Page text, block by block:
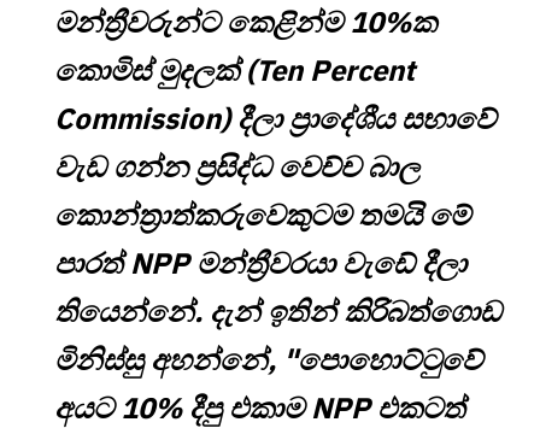
මන්ත්‍රීවරුන්ට කෙළින්ම 10%ක
කොමිස් මුදලක් (Ten Percent
Commission) දීලා ප්‍රාදේශීය සභාවේ
වැඩ ගන්න ප්‍රසිද්ධ වෙච්ච බාල
කොන්ත්‍රාත්කරුවෙකුටම තමයි මේ
පාරත් NPP මන්ත්‍රීවරයා වැඩේ දීලා
තියෙන්නේ. දැන් ඉතින් කිරිබත්ගොඩ
මිනිස්සු අහන්නේ, "පොහොට්ටුවේ
අයට 10% දීපු එකාම NPP එකටත්